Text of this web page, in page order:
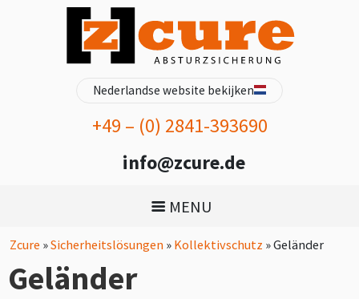
Nederlandse website bekijken
+49 – (0) 2841-393690
info@zcure.de
MENU
Zcure »Sicherheitslösungen » Kollektivschutz »Geländer
Geländer